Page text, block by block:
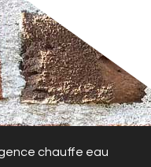
chauffe eau